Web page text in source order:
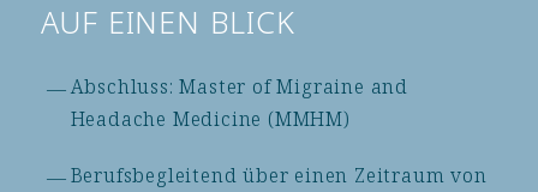
AUF EINEN BLICK
Abschluss: Master of Migraine and
Headache Medicine (MMHM)
Berufsbegleitend über einen Zeitraum von